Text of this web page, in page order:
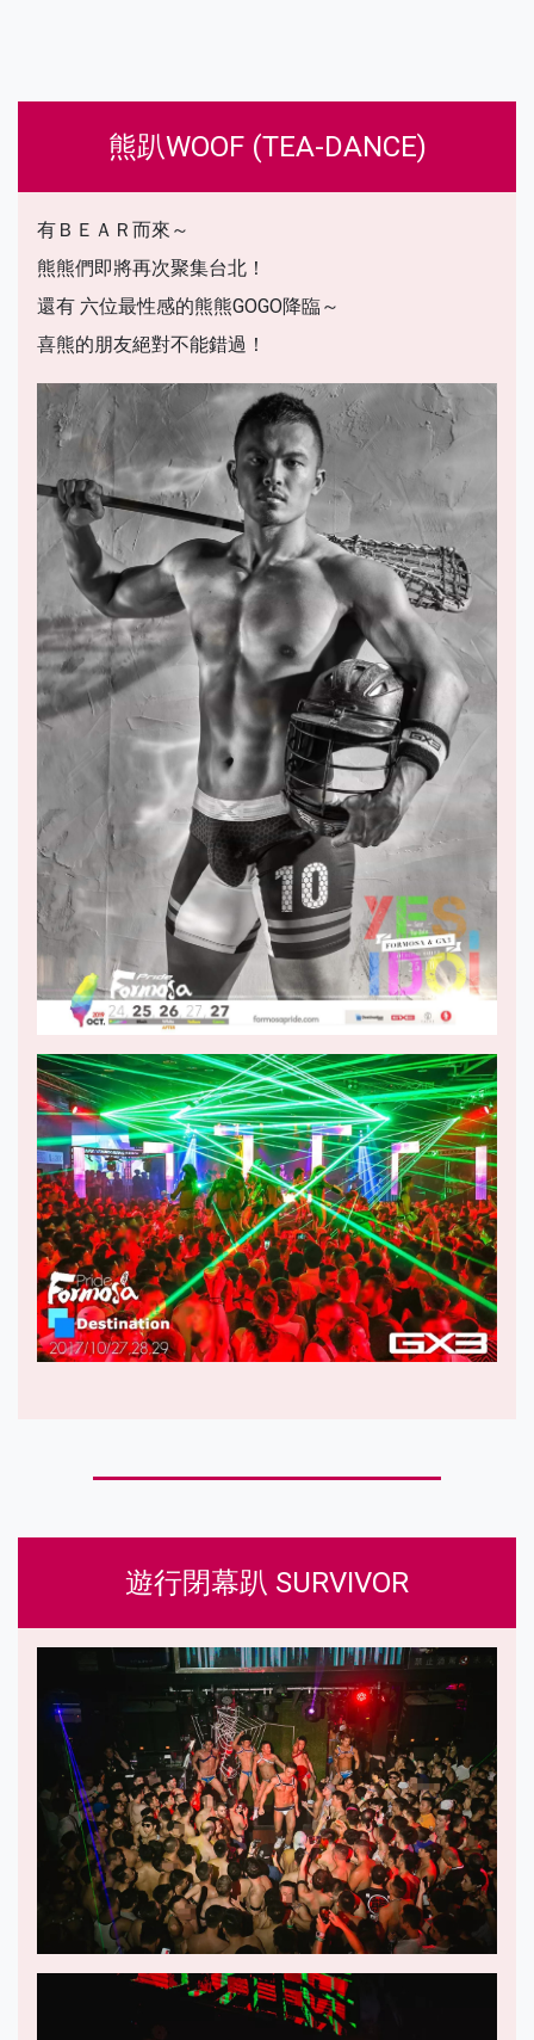
熊趴WOOF (TEA-DANCE)
有ＢＥＡＲ而來～
熊熊們即將再次聚集台北！
還有 六位最性感的熊熊GOGO降臨～
喜熊的朋友絕對不能錯過！
遊行閉幕趴 SURVIVOR